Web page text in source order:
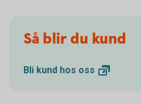
Så blir du kund
Bli kund hos oss